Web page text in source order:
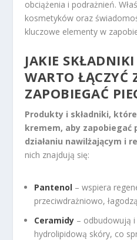
obciążenia i podrażnień.
kosmetyków oraz
kluczowe elementy w
JAKIE
WARTO ŁĄCZYĆ
ZAPOBIEGAĆ
Produkty i składniki,
kremem, aby zapobiegać
działaniu nawilżającym i
nich znajdują się:
Pantenol – wspiera
przeciwdrażniowo,
Ceramidy – odbudowują
hydrolipidową skóry, co